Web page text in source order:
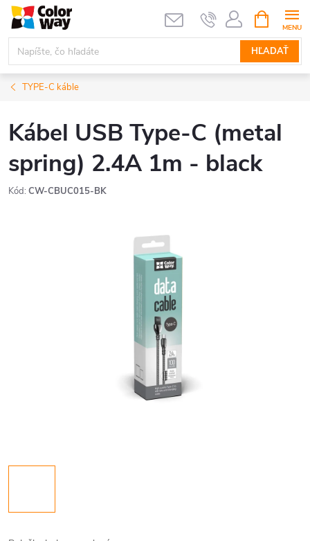
Prejsť
obsah
HĽADAŤ
KOŠÍK
TYPE-C káble
Kábel USB Type-C (metal
spring) 2.4A 1m - black
Kód: CW-CBUC015-BK